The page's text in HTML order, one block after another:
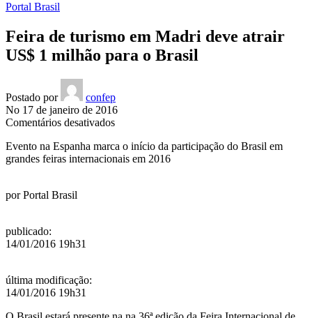
Portal Brasil
Feira de turismo em Madri deve atrair
US$ 1 milhão para o Brasil
Postado por
confep
No 17 de janeiro de 2016
Comentários desativadosem
de
turismo
Evento na Espanha marca o início da participação do Brasil em
grandes feiras internacionais em 2016
porPortal Brasil
publicado:
14/01/2016 19h31
última modificação:
14/01/2016 19h31